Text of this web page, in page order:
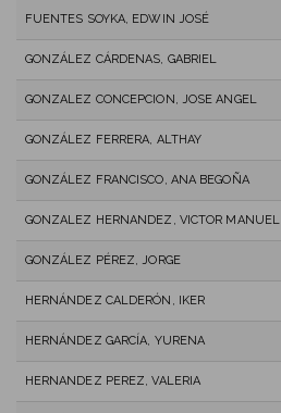
FUENTES SOYKA, EDWIN JOSÉ
GONZÁLEZ CÁRDENAS, GABRIEL
GONZALEZ CONCEPCION, JOSE ANGEL
GONZÁLEZ FERRERA, ALTHAY
GONZÁLEZ FRANCISCO, ANA BEGOÑA
GONZALEZ HERNANDEZ, VICTOR MANUEL
GONZÁLEZ PÉREZ, JORGE
HERNÁNDEZ CALDERÓN, IKER
HERNÁNDEZ GARCÍA, YURENA
HERNANDEZ PEREZ, VALERIA